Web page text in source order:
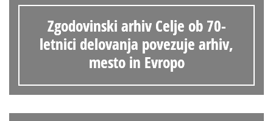
Zgodovinski arhiv Celje ob 70-
letnici delovanja povezuje arhiv,
mesto in Evropo